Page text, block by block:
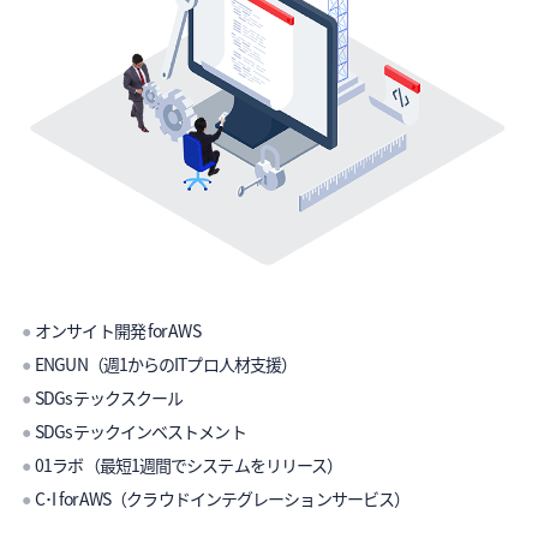
● オンサイト開発 for AWS
● ENGUN（週1からのITプロ人材支援）
● SDGsテックスクール
● SDGsテックインベストメント
● 01ラボ（最短1週間でシステムをリリース）
● C･I for AWS（クラウドインテグレーションサービス）